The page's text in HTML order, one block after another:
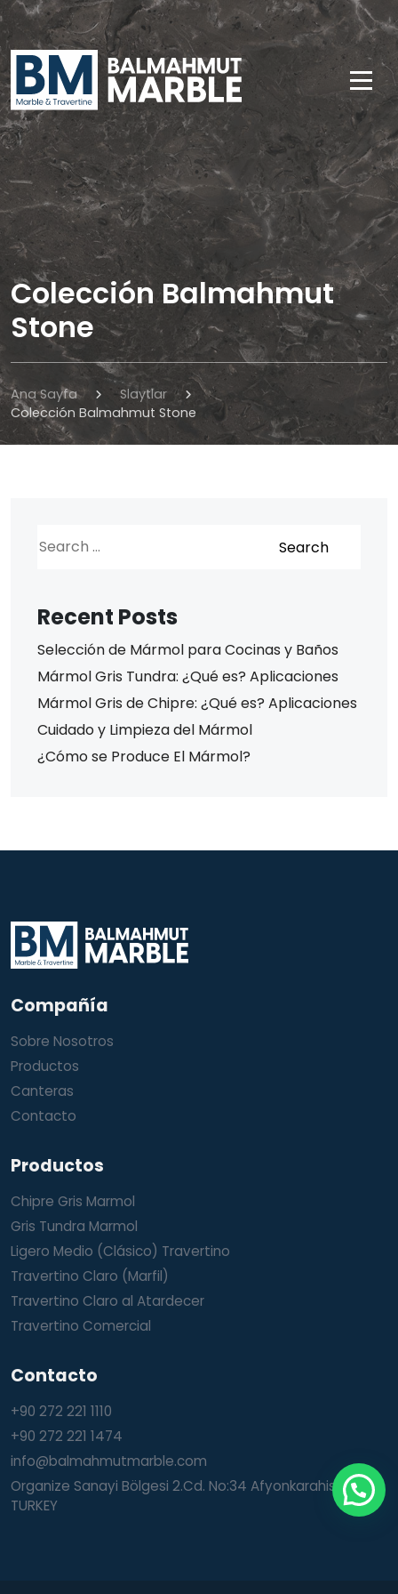
Colección Balmahmut
Stone
Ana Sayfa
Slaytlar
Colección Balmahmut Stone
Recent Posts
Selección de Mármol para Cocinas y Baños
Mármol Gris Tundra: ¿Qué es? Aplicaciones
Mármol Gris de Chipre: ¿Qué es? Aplicaciones
Cuidado y Limpieza del Mármol
¿Cómo se Produce El Mármol?
Compañía
Sobre Nosotros
Productos
Canteras
Contacto
Productos
Chipre Gris Marmol
Gris Tundra Marmol
Ligero Medio (Clásico) Travertino
Travertino Claro (Marfil)
Travertino Claro al Atardecer
Travertino Comercial
Contacto
+90 272 221 1110
+90 272 221 1474
info@balmahmutmarble.com
Organize Sanayi Bölgesi 2.Cd. No:34 Afyonkarahisar /
TURKEY